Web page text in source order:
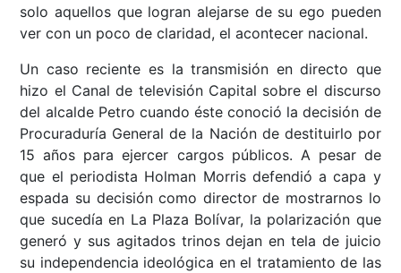
solo aquellos que logran alejarse de su ego pueden
ver con un poco de claridad, el acontecer nacional.
Un caso reciente es la transmisión en directo que
hizo el Canal de televisión Capital sobre el discurso
del alcalde Petro cuando éste conoció la decisión de
Procuraduría General de la Nación de destituirlo por
15 años para ejercer cargos públicos. A pesar de
que el periodista Holman Morris defendió a capa y
espada su decisión como director de mostrarnos lo
que sucedía en La Plaza Bolívar, la polarización que
generó y sus agitados trinos dejan en tela de juicio
su independencia ideológica en el tratamiento de las